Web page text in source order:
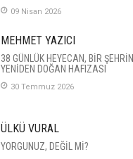
09 Nisan 2026
MEHMET YAZICI
38 GÜNLÜK HEYECAN, BİR ŞEHRİN
YENİDEN DOĞAN HAFIZASI
30 Temmuz 2026
ÜLKÜ VURAL
YORGUNUZ, DEĞİL Mİ?